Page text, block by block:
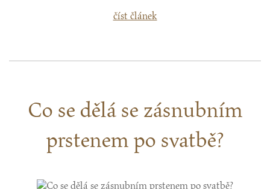
číst článek
Co se dělá se zásnubním
prstenem po svatbě?